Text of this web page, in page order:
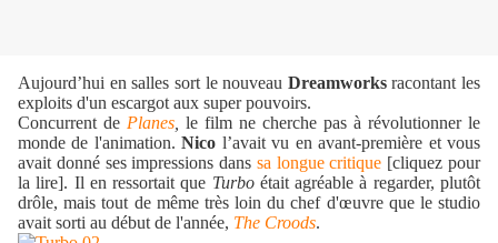
Aujourd’hui en salles sort le nouveau Dreamworksracontant les
exploits d'un escargot aux super pouvoirs.
Concurrent de Planes le film ne cherche pas à révolutionner le
monde de l'animation.Nico l’avait vu en avant-première et vous
avait donné ses impressions dans sa longue critique [cliquez pour
la lire]. Il en ressortait que Turboétait agréable à regarder, plutôt
drôle, mais tout de même très loin du chef d'œuvre que le studio
avait sorti au début de l'année, The Croods.